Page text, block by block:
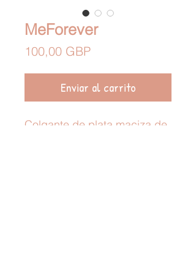
MeForever
100,00 GBPPrecio
Enviar al carrito
Colgante de plata maciza de